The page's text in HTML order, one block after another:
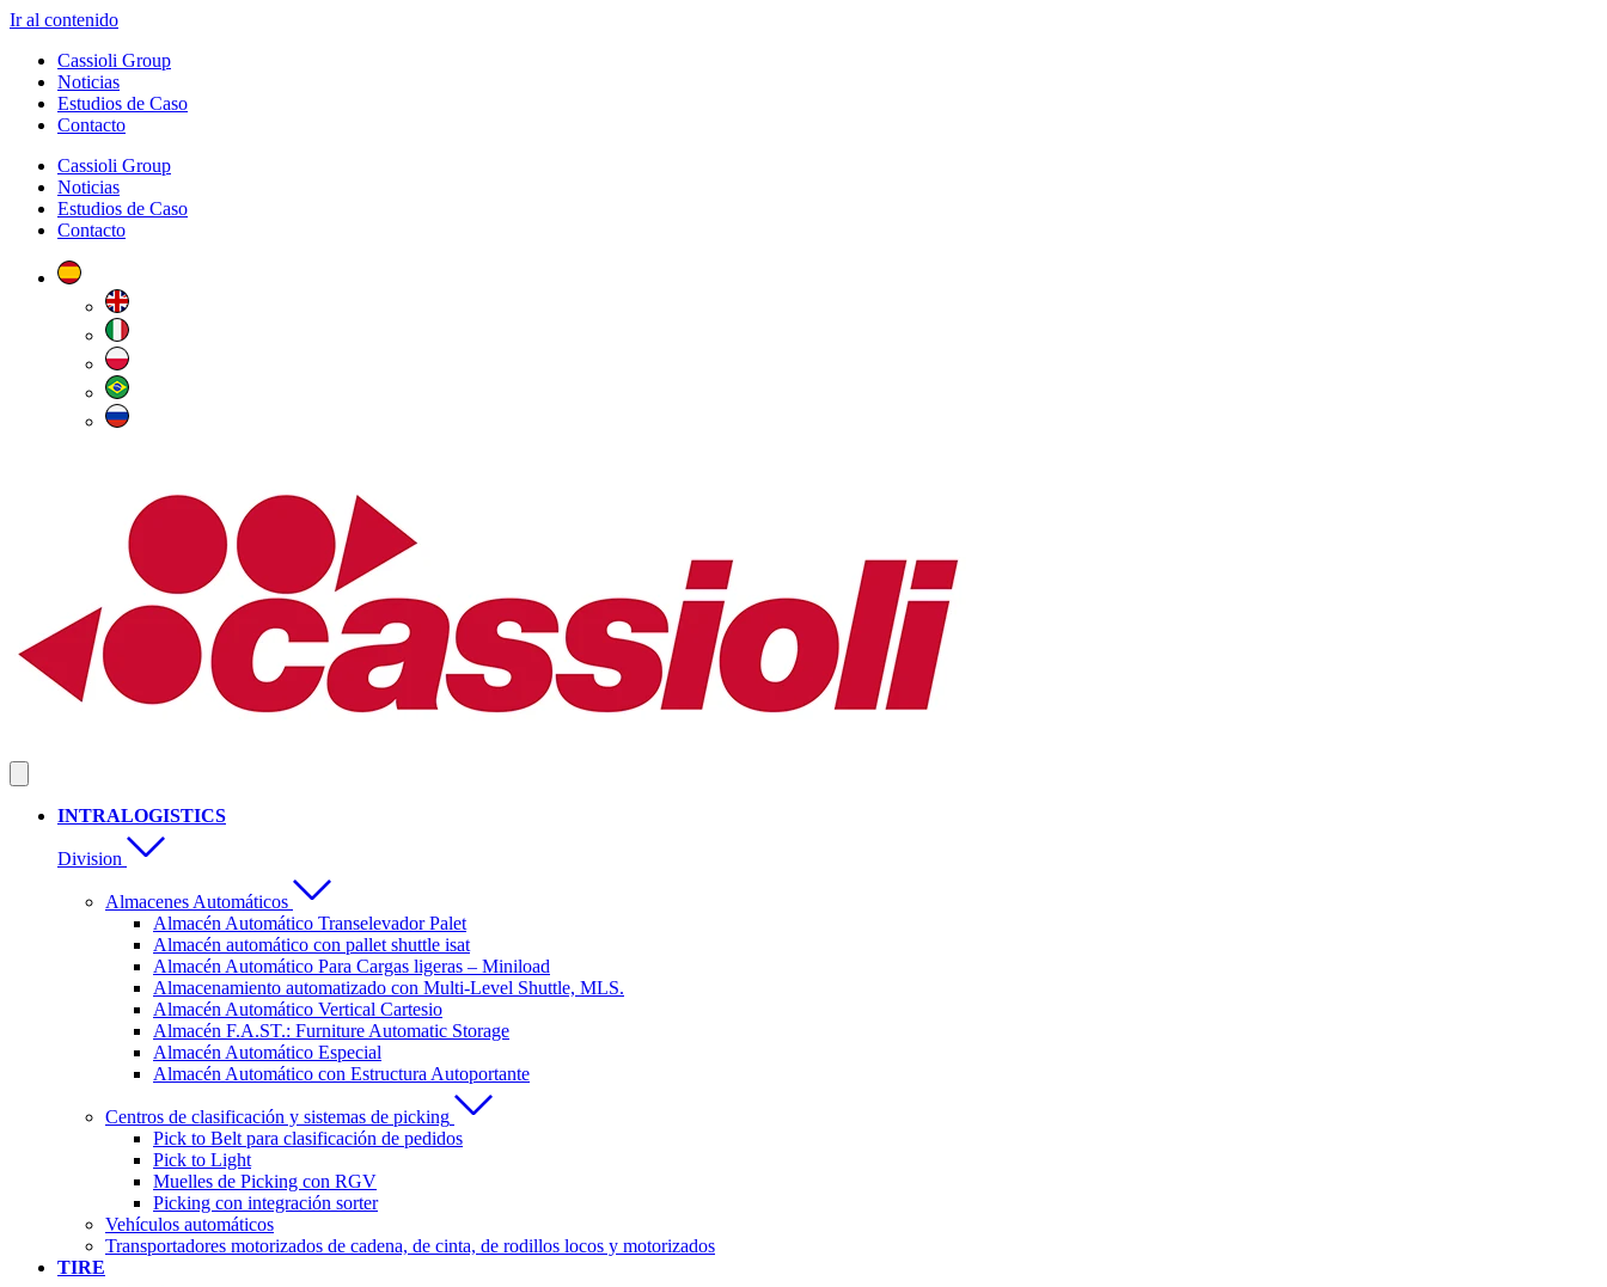
Ir al contenido
Cassioli Group
Noticias
Estudios de Caso
Contacto
Cassioli Group
Noticias
Estudios de Caso
Contacto
INTRALOGISTICS
Division
Almacenes Automáticos
Almacén Automático Transelevador Palet
Almacén automático con pallet shuttle isat
Almacén Automático Para Cargas ligeras – Miniload
Almacenamiento automatizado con Multi-Level Shuttle, MLS.
Almacén Automático Vertical Cartesio
Almacén F.A.ST.: Furniture Automatic Storage
Almacén Automático Especial
Almacén Automático con Estructura Autoportante
Centros de clasificación y sistemas de picking
Pick to Belt para clasificación de pedidos
Pick to Light
Muelles de Picking con RGV
Picking con integración sorter
Vehículos automáticos
Transportadores motorizados de cadena, de cinta, de rodillos locos y motorizados
TIRE